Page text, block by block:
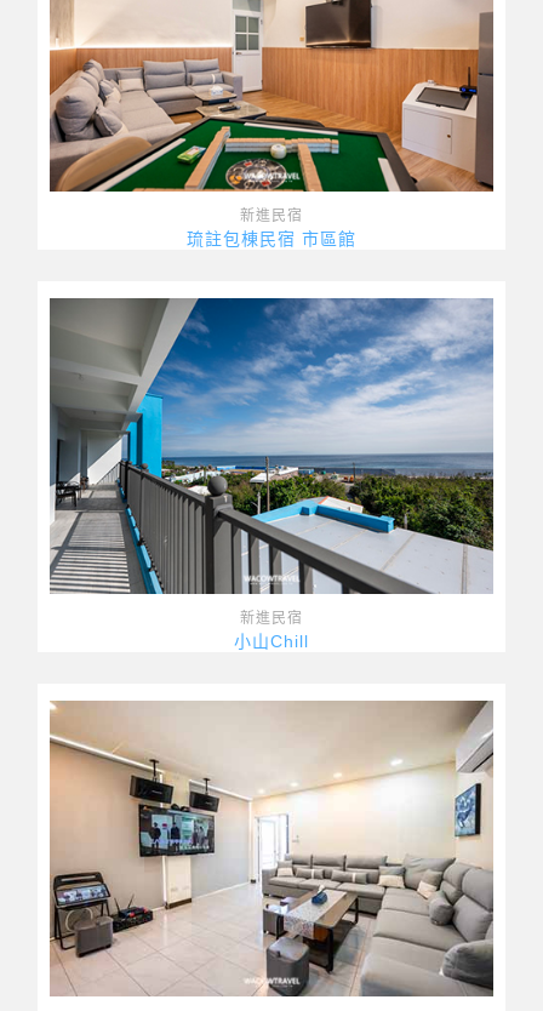
新進民宿
琉註包棟民宿 市區館
新進民宿
小山Chill